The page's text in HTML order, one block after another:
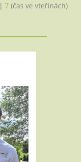
| 7 (čas ve vteřinách)